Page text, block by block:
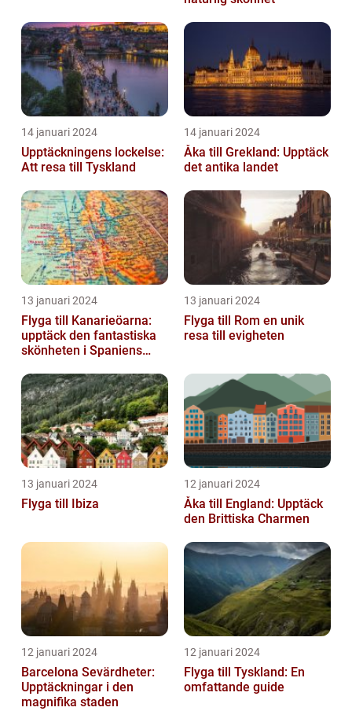
14 januari 2024
Upptäckningens lockelse:
Att resa till Tyskland
14 januari 2024
Åka till Grekland: Upptäck
det antika landet
13 januari 2024
Flyga till Kanarieöarna:
upptäck den fantastiska
skönheten i Spaniens
13 januari 2024
Flyga till Rom en unik
resa till evigheten
13 januari 2024
Flyga till Ibiza
12 januari 2024
Åka till England: Upptäck
den Brittiska Charmen
12 januari 2024
Barcelona Sevärdheter:
Upptäckningar i den
magnifika staden
12 januari 2024
Flyga till Tyskland: En
omfattande guide